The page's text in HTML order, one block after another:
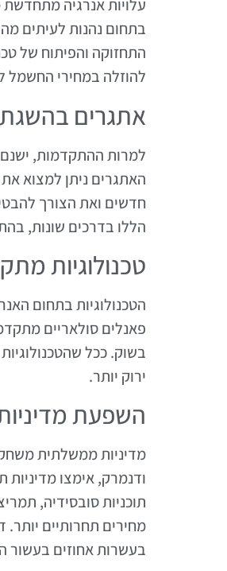
עלויות אנרגיה
בתחום נהנות לעיתים
התחזוקה והפיתוח של
להוזלה במחירי החשמל
אתגרים בהשגת
למרות ההתקדמות, ישנם
האתגרים ניתן למצוא
חדשים ואת הצורך
הללו בדרכים שונות,
טכנולוגיות
הטכנולוגיות בתחום
פאנלים סולאריים
בשוק. ככל
ירוק יותר.
השפעת
מדיניות ממשלתית
ודנמרק, אימצו
תוכניות סובסידיה,
מחירים תחרותיים
בעשרות אחוזים בעשור